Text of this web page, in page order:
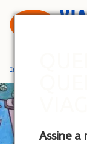
Assine a
c
o
n
Início